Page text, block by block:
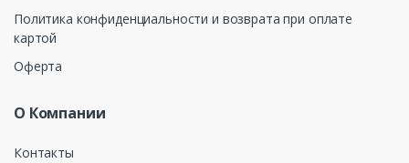
Политика конфиденциальности и возврата при оплате
картой
Оферта
О Компании
Контакты